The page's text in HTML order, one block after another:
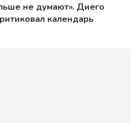
не думают». Диего
календарь